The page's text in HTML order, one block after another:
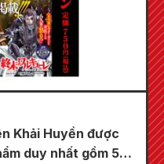
Khải Huyền được
duy nhất gồm 5